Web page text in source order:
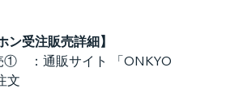
ン受注販売詳細】
①　：通販サイト 「ONKYO
文